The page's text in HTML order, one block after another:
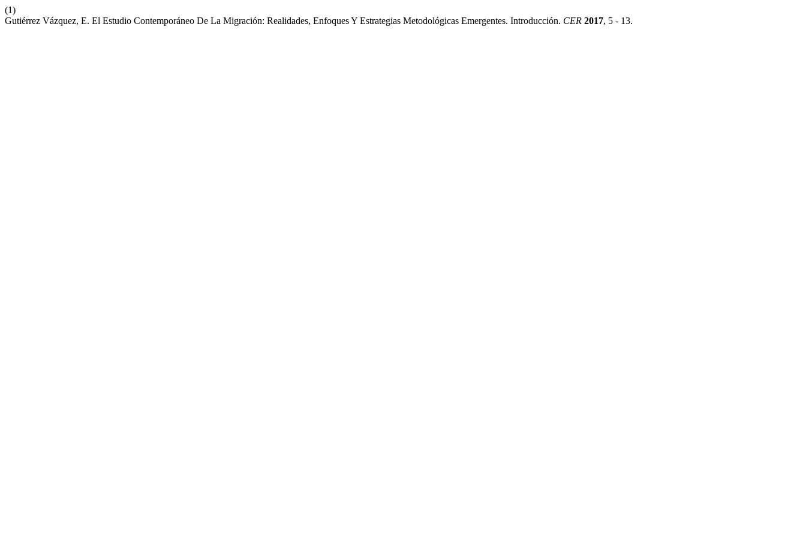
(1)
Gutiérrez Vázquez, E. El Estudio Contemporáneo De La Migración: Realidades, Enfoques Y Estrategias Metodológicas Emergentes. Introducción. CER 2017, 5 - 13.